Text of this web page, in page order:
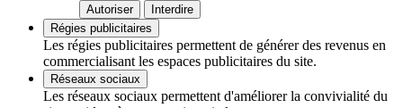
Autoriser
Interdire
Régies publicitaires
Les régies publicitaires permettent de générer des revenus en
commercialisant les espaces publicitaires du site.
Réseaux sociaux
Les réseaux sociaux permettent d'améliorer la convivialité du